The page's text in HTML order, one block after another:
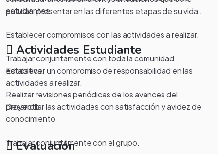
puedan presentar en las diferentes etapas de su vida .
estudiantes.
Establecer compromisos con las actividades a realizar.
Trabajar conjuntamente con toda la comunidad
educativa.
Realizar revisiones periódicas de los avances del
proyecto.
Actividades Estudiante
Establecer un compromiso de responsabilidad en las
actividades a realizar.
Desarrollar las actividades con satisfacción y avidez de
conocimiento
Trabajar conjuntamente con el grupo.
Evaluación